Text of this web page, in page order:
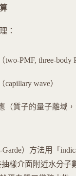
：
two-PMF, three-body
wave）
（質子的量子離域
）方法用「
抽樣介面附近水分子